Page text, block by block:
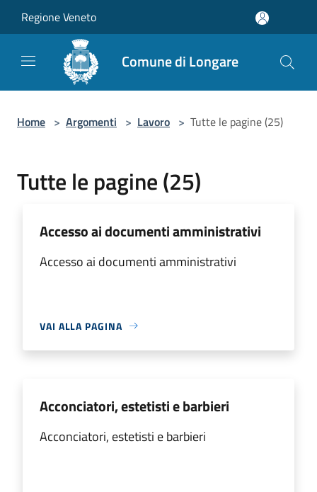
Regione Veneto
Comune di Longare
Home > Argomenti > Lavoro > Tutte le pagine (25)
Tutte le pagine (25)
Accesso ai documenti amministrativi
Accesso ai documenti amministrativi
VAI ALLA PAGINA
Acconciatori, estetisti e barbieri
Acconciatori, estetisti e barbieri